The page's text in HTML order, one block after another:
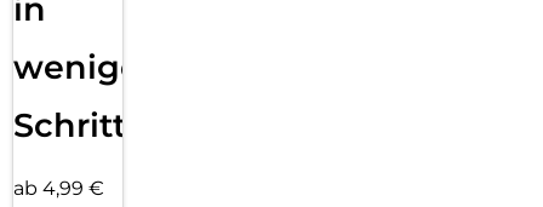
in
wenigen
Schritten
ab 4,99 €